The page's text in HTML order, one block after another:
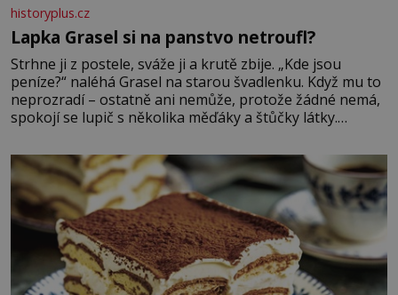
historyplus.cz
Lapka Grasel si na panstvo netroufl?
Strhne ji z postele, sváže ji a krutě zbije. „Kde jsou
peníze?“ naléhá Grasel na starou švadlenku. Když mu to
neprozradí – ostatně ani nemůže, protože žádné nemá,
spokojí se lupič s několika měďáky a štůčky látky.
krutý. Jeho činy budí hrůzu ještě dlouho po jeho smrti